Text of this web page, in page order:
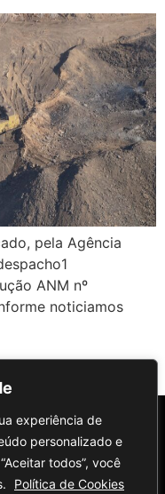
experiência de
personalizado e
todos”, você
Política de Cookies
pela Agência
ANM nº
noticiamos
→